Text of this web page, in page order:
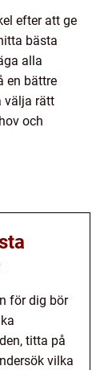
efter att ge
bästa
alla
en bättre
välja rätt
och
för dig bör
titta på
vilka